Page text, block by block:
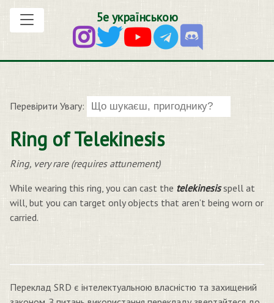
5е українською
Перевірити Увагу:
Ring of Telekinesis
Ring, very rare (requires attunement)
While wearing this ring, you can cast the telekinesisspell at
will, but you can target only objects that aren’t being worn or
carried.
Переклад SRD є інтелектуальною власністю та захищений